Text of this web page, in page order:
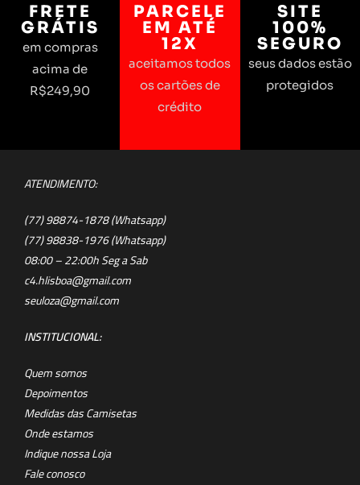
FRETE
GRÁTIS
em compras
acima de
R$249,90
PARCELE
EM ATÉ
12X
aceitamos todos
os cartões de
crédito
SITE
100%
SEGURO
seus dados estão
protegidos
ATENDIMENTO:
(77) 98874-1878 (Whatsapp)
(77) 98838-1976 (Whatsapp)
08:00 – 22:00h Seg a Sab
c4.hlisboa@gmail.com
seuloza@gmail.com
INSTITUCIONAL:
Quem somos
Depoimentos
Medidas das Camisetas
Onde estamos
Indique nossa Loja
Fale conosco